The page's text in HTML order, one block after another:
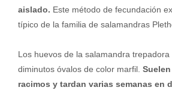
aislado. Este método de fecundación
típico de la familia de salamandras
Los huevos de la salamandra trepadora
diminutos óvalos de color marfil.
racimos y tardan varias semanas en